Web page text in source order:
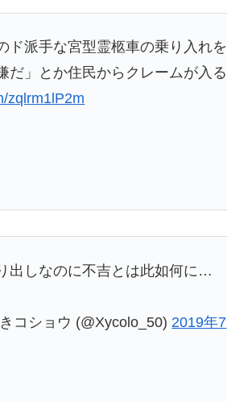
派手な宮型霊柩車の乗り入れを
だ」とか住民からクレームが入る
zqlrm1lP2m
出しなのに不吉とは此如何に…
コショウ (@Xycolo_50) 2019年7